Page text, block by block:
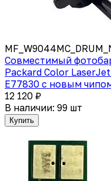
Совместимый
Packard Color
E77830 с новым
12 120 ₽
В наличии: 99 шт
Купить